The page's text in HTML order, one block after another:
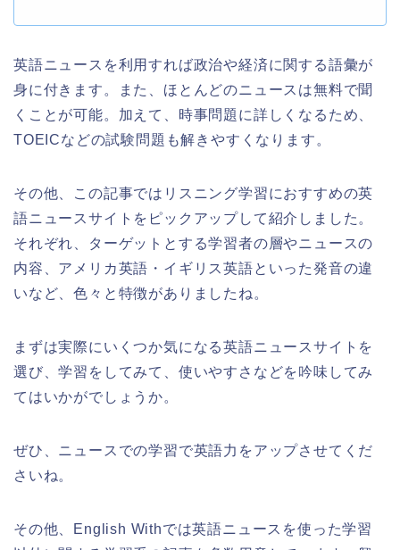
英語ニュースを利用すれば政治や経済に関する語彙が
身に付きます。また、ほとんどのニュースは無料で聞
くことが可能。加えて、時事問題に詳しくなるため、
TOEICなどの試験問題も解きやすくなります。
その他、この記事ではリスニング学習におすすめの英
語ニュースサイトをピックアップして紹介しました。
それぞれ、ターゲットとする学習者の層やニュースの
内容、アメリカ英語・イギリス英語といった発音の違
いなど、色々と特徴がありましたね。
まずは実際にいくつか気になる英語ニュースサイトを
選び、学習をしてみて、使いやすさなどを吟味してみ
てはいかがでしょうか。
ぜひ、ニュースでの学習で英語力をアップさせてくだ
さいね。
その他、English Withでは英語ニュースを使った学習